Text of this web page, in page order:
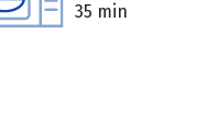
35 min